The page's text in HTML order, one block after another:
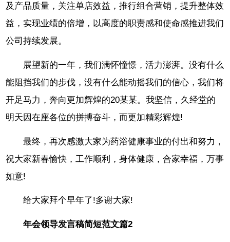
及产品质量，关注单店效益，推行组合营销，提升整体效
益，实现业绩的倍增，以高度的职责感和使命感推进我们
公司持续发展。
展望新的一年，我们满怀憧憬，活力澎湃。没有什么
能阻挡我们的步伐，没有什么能动摇我们的信心，我们将
开足马力，奔向更加辉煌的20某某。我坚信，久经堂的
明天因在座各位的拼搏奋斗，而更加精彩辉煌!
最终，再次感激大家为药浴健康事业的付出和努力，
祝大家新春愉快，工作顺利，身体健康，合家幸福，万事
如意!
给大家拜个早年了!多谢大家!
年会领导发言稿简短范文篇2